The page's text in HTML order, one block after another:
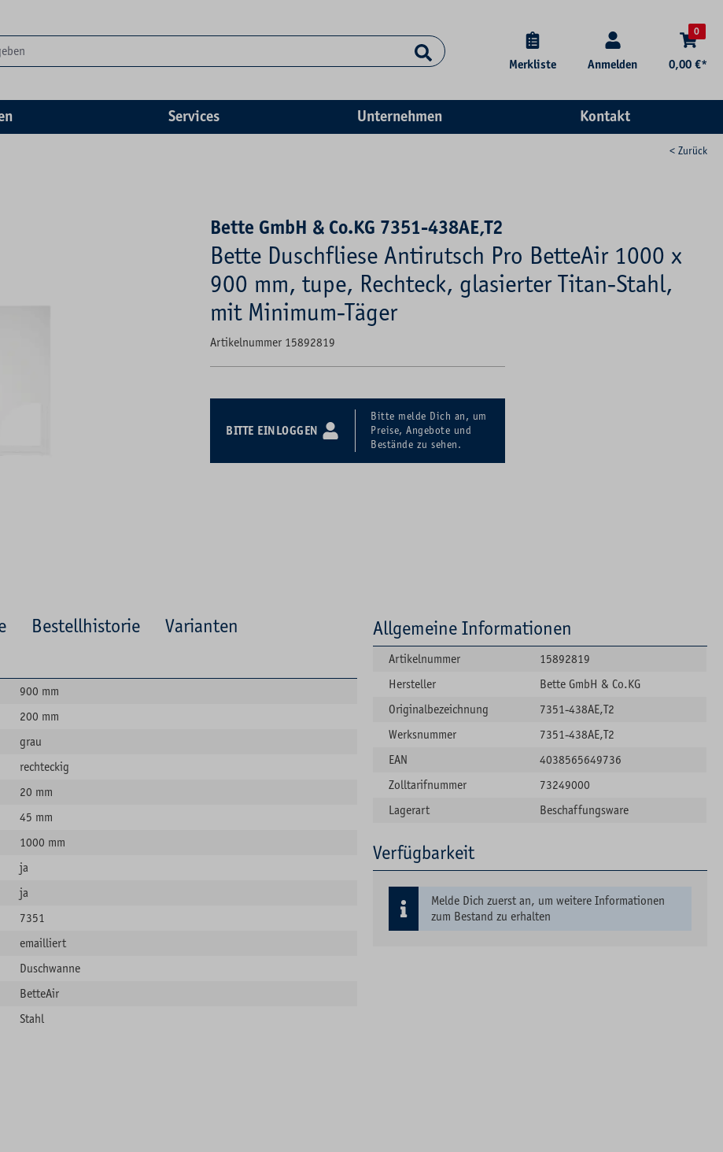
Merkliste Anmelden
0
0,00 €*
Services Unternehmen Kontakt
< Zurück
Bette GmbH & Co.KG 7351-438AE,T2
Bette Duschfliese Antirutsch Pro BetteAir 1000 x
900 mm, tupe, Rechteck, glasierter Titan-Stahl,
mit Minimum-Täger
Artikelnummer 15892819
BITTE EINLOGGEN
Bitte melde Dich an, um
Preise, Angebote und
Bestände zu sehen.
Bestellhistorie
Varianten
900 mm
200 mm
grau
rechteckig
20 mm
45 mm
1000 mm
ja
ja
7351
emailliert
Duschwanne
BetteAir
Stahl
Allgemeine Informationen
Artikelnummer
15892819
Hersteller
Bette GmbH & Co.KG
Originalbezeichnung
7351-438AE,T2
Werksnummer
7351-438AE,T2
EAN
4038565649736
Zolltarifnummer
73249000
Lagerart
Beschaffungsware
Verfügbarkeit
Melde Dich zuerst an, um weitere Informationen
zum Bestand zu erhalten